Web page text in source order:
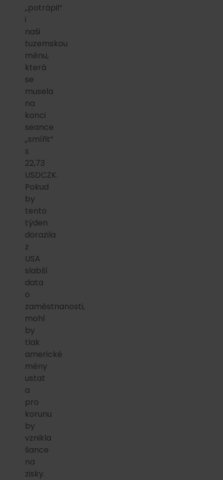
„potrápil“
i
naši
tuzemskou
měnu,
která
se
musela
na
konci
seance
„smířit“
s
22,73
USDCZK.
Pokud
by
tento
týden
dorazila
z
USA
slabší
data
o
zaměstnanosti,
mohl
by
tlak
americké
měny
ustat
a
pro
korunu
by
vznikla
šance
na
zisky.